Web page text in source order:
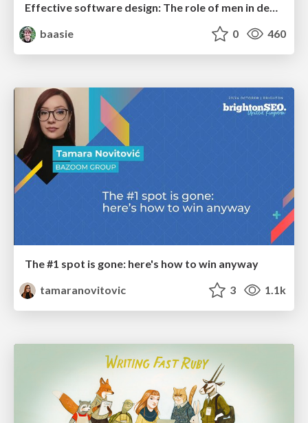
Effective software design: The role of men in debugging patriarchy in IT @ Voxxed Days AMS
baasie
0 460
The #1 spot is gone: here's how to win anyway
tamaranovitovic
3 1.1k